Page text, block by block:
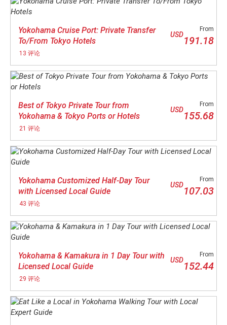
Yokohama Cruise Port: Private Transfer
To/From Tokyo Hotels
13 评论
From
USD191.18
Best of Tokyo Private Tour from
Yokohama & Tokyo Ports or Hotels
21 评论
From
USD155.68
Yokohama Customized Half-Day Tour
with Licensed Local Guide
43 评论
From
USD107.03
Yokohama & Kamakura in 1 Day Tour with
Licensed Local Guide
29 评论
From
USD152.44